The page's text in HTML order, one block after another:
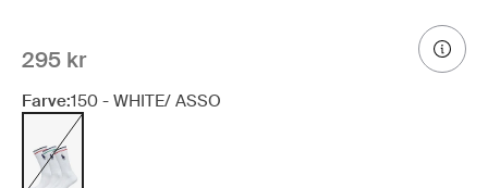
295 kr
Farve:150 - WHITE/ ASSO